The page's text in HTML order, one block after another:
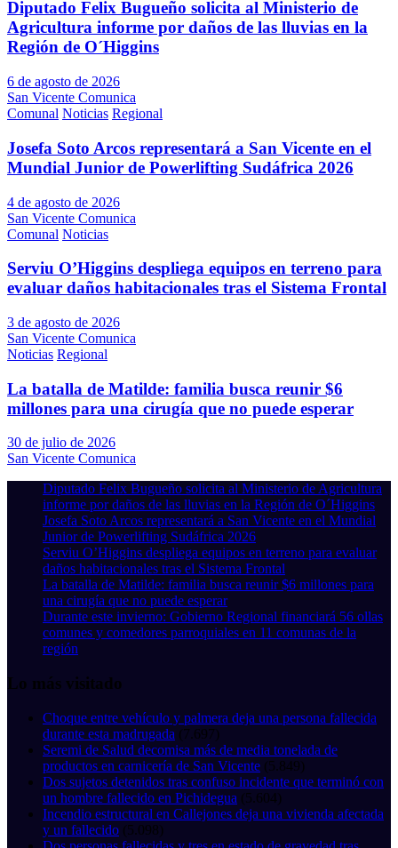
Diputado Felix Bugueño solicita al Ministerio de
Agricultura informe por daños de las lluvias en la
Región de O´Higgins
6 de agosto de 2026
San Vicente Comunica
Comunal Noticias Regional
Josefa Soto Arcos representará a San Vicente en el
Mundial Junior de Powerlifting Sudáfrica 2026
4 de agosto de 2026
San Vicente Comunica
Comunal Noticias
Serviu O’Higgins despliega equipos en terreno para
evaluar daños habitacionales tras el Sistema Frontal
3 de agosto de 2026
San Vicente Comunica
Noticias Regional
La batalla de Matilde: familia busca reunir $6
millones para una cirugía que no puede esperar
30 de julio de 2026
San Vicente Comunica
Diputado Felix Bugueño solicita al Ministerio de Agricultura
informe por daños de las lluvias en la Región de O´Higgins
Josefa Soto Arcos representará a San Vicente en el Mundial
Junior de Powerlifting Sudáfrica 2026
Serviu O’Higgins despliega equipos en terreno para evaluar
daños habitacionales tras el Sistema Frontal
La batalla de Matilde: familia busca reunir $6 millones para
una cirugía que no puede esperar
Durante este invierno: Gobierno Regional financiará 56 ollas
comunes y comedores parroquiales en 11 comunas de la
región
Lo más visitado
Choque entre vehículo y palmera deja una persona fallecida
durante esta madrugada (7.697)
Seremi de Salud decomisa más de media tonelada de
productos en carnicería de San Vicente (5.849)
Dos sujetos detenidos tras confuso incidente que terminó con
un hombre fallecido en Pichidegua (5.604)
Incendio estructural en Callejones deja una vivienda afectada
y un fallecido (5.098)